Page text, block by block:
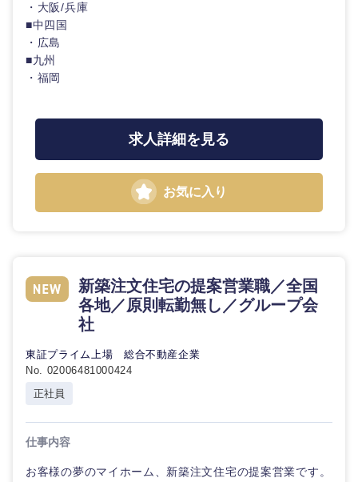
金融専門
職
メディカ
ル
そ
の
他
その他
法律・特許事務所・監査法人
人材・アウトソーシング
サービス
新潟県 富山県
山梨県 長野県
・大阪/兵庫
■中四国
・広島
■九州
・福岡
求人詳細を見る
お気に入り
新築注文住宅の提案営業職／全国
各地／原則転勤無し／グループ会
社
東証プライム上場 総合不動産企業
No. 02006481000424
正社員
仕事内容
お客様の夢のマイホーム、新築注文住宅の提案営業です。